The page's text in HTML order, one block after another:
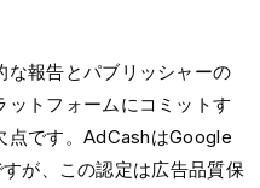
な報告とパブリッシャーの
ットフォームにコミットす
点です。AdCashはGoogle
が、この認定は広告品質保